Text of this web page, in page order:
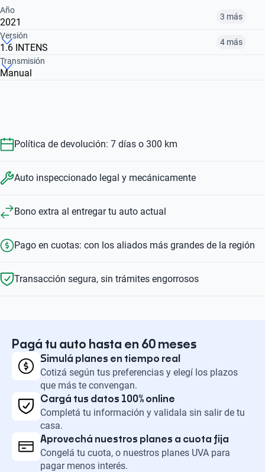
Año
2021 3 más
2010
$ 8.540.000
Versión
1.6 INTENS 4 más
1.6 ZEN
Transmisión
Manual
Política de devolución: 7 días o 300 km
Auto inspeccionado legal y mecánicamente
Bono extra al entregar tu auto actual
Pago en cuotas: con los aliados más grandes de la región
Transacción segura, sin trámites engorrosos
Pagá tu auto hasta en 60 meses
Simulá planes en tiempo real
Cotizá según tus preferencias y elegí los plazos
que más te convengan.
Cargá tus datos 100% online
Completá tu información y validala sin salir de tu
casa.
Aprovechá nuestros planes a cuota fija
Congelá tu cuota, o nuestros planes UVA para
pagar menos interés.